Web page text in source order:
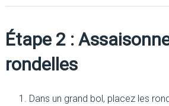
Étape 2 :
rondelles
Dans un grand bol, placez les